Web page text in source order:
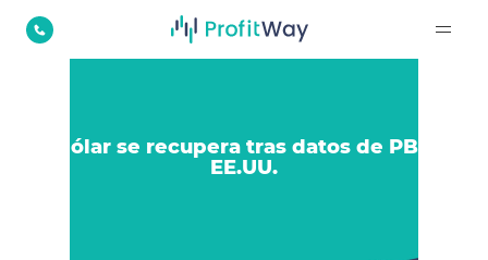
El dólar se recupera tras datos de PBI de
EE.UU.